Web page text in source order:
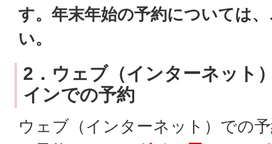
す。年末年始の予約については、
い。
2．ウェブ（インターネット
インでの予約
ウェブ（インターネット）での